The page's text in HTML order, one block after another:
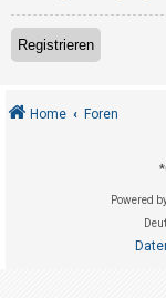
U
b
e
Registrieren
Home Foren
*
Powered